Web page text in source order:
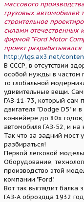
массового
грузовых автомобилей
строительное
силами отечественных
фирмой "Ford Motor
проект
http://lgs.ax3.net/
В СССР, в отсутствии
особой нужды в частом
то глобальной
удивительные вещи.
ГАЗ-11-73, который сам
двигателя "Dodge D5" и
конвейере до 80х годов,
автомобиля ГАЗ-52, и на
Так что за задний мост
разбираться!
Первой легковой
Оборудование,
производство этой
компании "Ford".
Вот так выглядит балка
ГАЗ-А оброздца 1932